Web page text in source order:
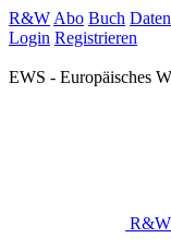
R&W Abo Buch
Login Registrieren
EWS - Europäisches
R&W